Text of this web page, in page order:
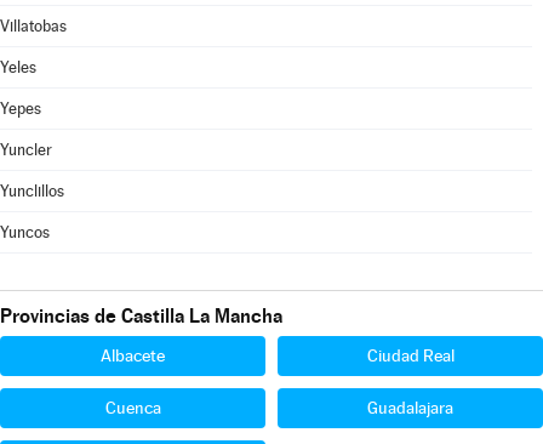
Villatobas
Yeles
Yepes
Yuncler
Yunclillos
Yuncos
Provincias de Castilla La Mancha
Albacete Ciudad Real
Cuenca Guadalajara